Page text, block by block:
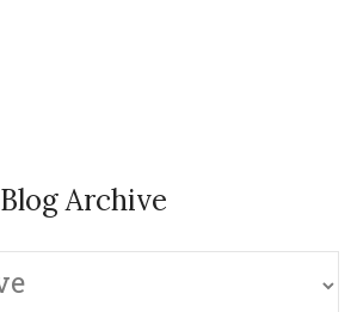
Blog Archive